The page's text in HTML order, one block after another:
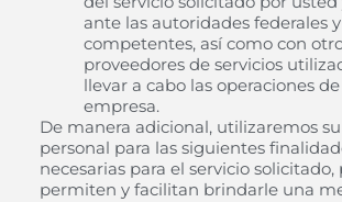
ante las autoridades federales
competentes, así como con
proveedores de servicios
llevar a cabo las operaciones
empresa.
De manera adicional, utilizaremos
personal para las siguientes
necesarias para el servicio solicitado,
permiten y facilitan brindarle una